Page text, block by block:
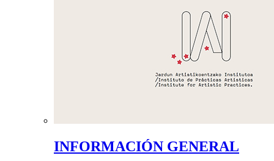
INFORMACIÓN GENERAL